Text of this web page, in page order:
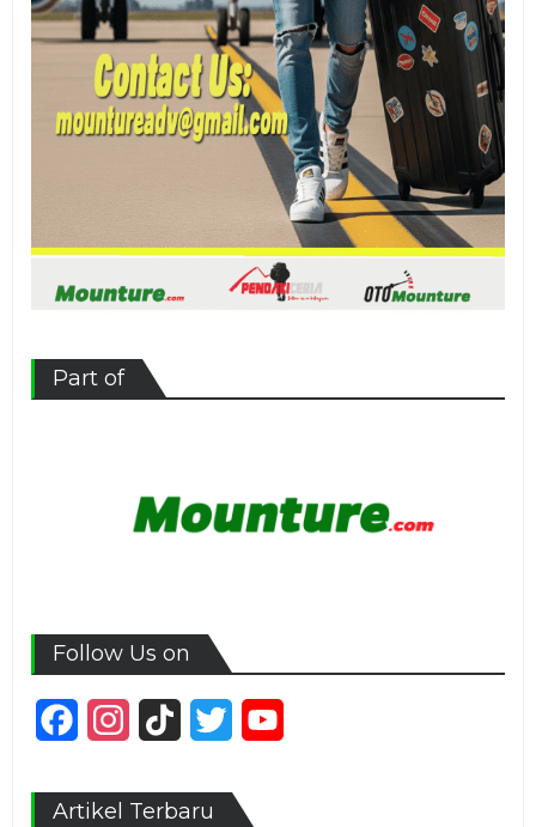
Part of
Follow Us on
FacebookInstagram
TikTok Twitter
Artikel Terbaru